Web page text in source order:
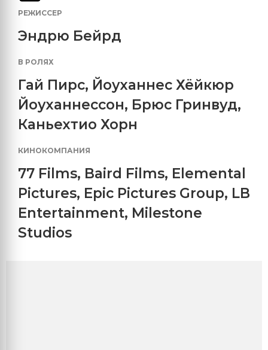
РЕЖИССЕР
Эндрю Бейрд
В РОЛЯХ
Гай Пирс, Йоуханнес Хёйкюр
Йоуханнессон, Брюс Гринвуд,
Каньехтио Хорн
КИНОКОМПАНИЯ
77 Films, Baird Films, Elemental
Pictures, Epic Pictures Group, LB
Entertainment, Milestone
Studios